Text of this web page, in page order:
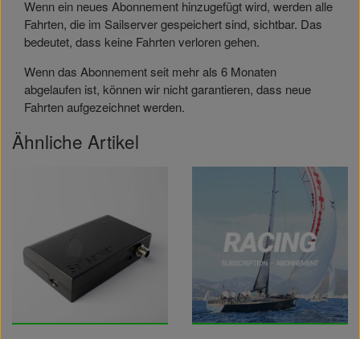
Wenn ein neues Abonnement hinzugefügt wird, werden alle
Fahrten, die im Sailserver gespeichert sind, sichtbar. Das
bedeutet, dass keine Fahrten verloren gehen.
Wenn das Abonnement seit mehr als 6 Monaten
abgelaufen ist, können wir nicht garantieren, dass neue
Fahrten aufgezeichnet werden.
Ähnliche Artikel